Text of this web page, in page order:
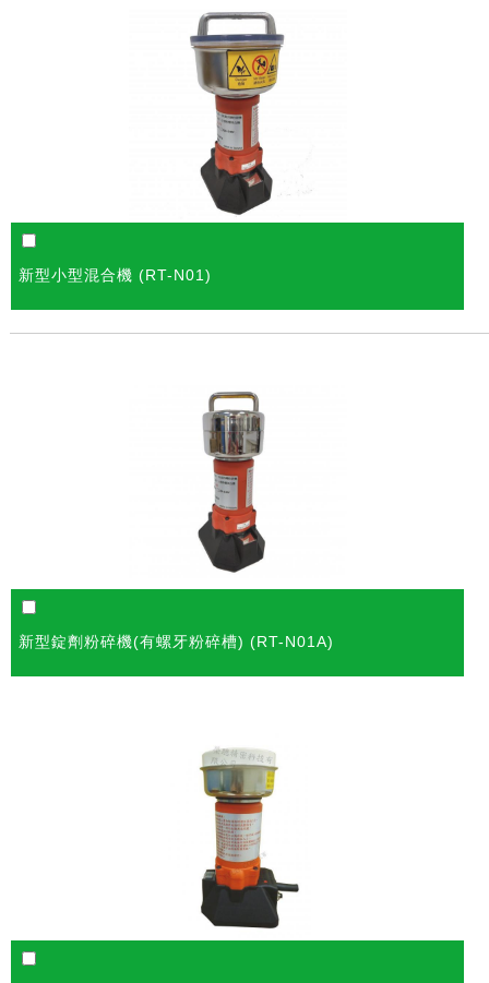
新型小型混合機 (RT-N01)
新型錠劑粉碎機(有螺牙粉碎槽) (RT-N01A)